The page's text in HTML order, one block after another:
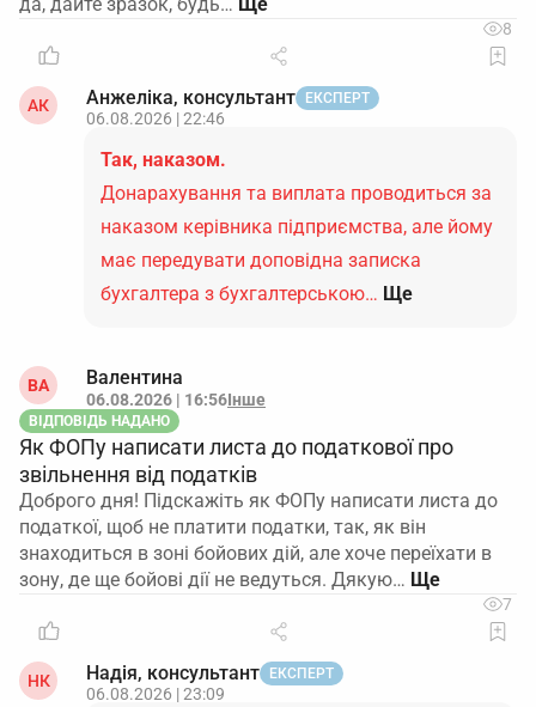
8
АК Анжеліка, консультант ЕКСПЕРТ
06.08.2026 | 22:46
Так, наказом.
Донарахування та виплата проводиться за
наказом керівника підприємства, але йому
має передувати доповідна записка
бухгалтера з бухгалтерською… Ще
ВА Валентина
06.08.2026 | 16:56Інше
ВІДПОВІДЬ НАДАНО
Як ФОПу написати листа до податкової про
звільнення від податків
Доброго дня! Підскажіть як ФОПу написати листа до
податкої, щоб не платити податки, так, як він
знаходиться в зоні бойових дій, але хоче переїхати в
зону, де ще бойові дії не ведуться. Дякую…
7
НК Надія, консультант ЕКСПЕРТ
06.08.2026 | 23:09